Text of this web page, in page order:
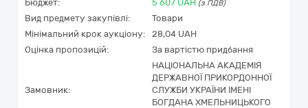
Бюджет: 5 607 UAH (з ПДВ)
Вид предмету закупівлі:
Товари
Мінімальний крок аукціону:
28,04 UAH
Оцінка пропозицій:
За вартістю придбання
Замовник:
НАЦІОНАЛЬНА АКАДЕМІЯ
ДЕРЖАВНОЇ ПРИКОРДОННОЇ
СЛУЖБИ УКРАЇНИ ІМЕНІ
БОГДАНА ХМЕЛЬНИЦЬКОГО